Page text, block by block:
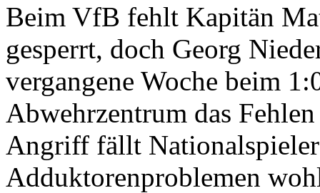
Beim VfB fehlt Kapitän
gesperrt, doch Georg
vergangene Woche beim
Abwehrzentrum das
Angriff fällt Nationalspieler
Adduktorenproblemen